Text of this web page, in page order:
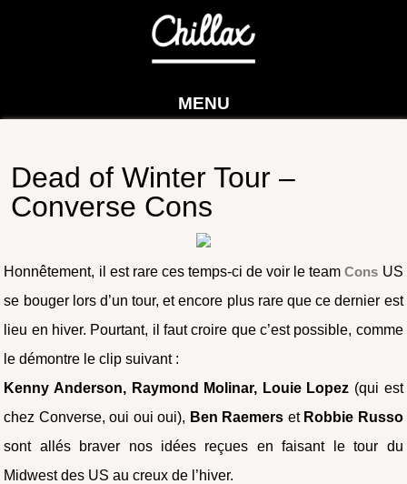
MENU
Dead of Winter Tour –
Converse Cons
Honnêtement, il est rare ces temps-ci de voir le teamCons US
se bouger lors d’un tour, et encore plus rare que ce dernier est
lieu en hiver. Pourtant, il faut croire que c’est possible, comme
le démontre le clip suivant :
Kenny Anderson, Raymond Molinar, Louie Lopez (qui est
chez Converse, oui oui oui), Ben Raemers et Robbie Russo
sont allés braver nos idées reçues en faisant le tour du
Midwest des US au creux de l’hiver.